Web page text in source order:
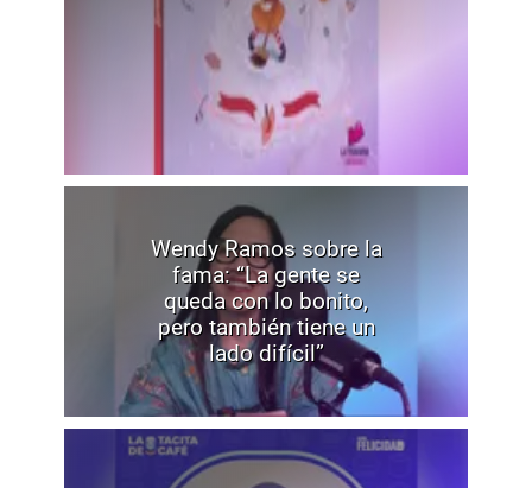
Wendy Ramos sobre la
fama: “La gente se
queda con lo bonito,
pero también tiene un
lado difícil”